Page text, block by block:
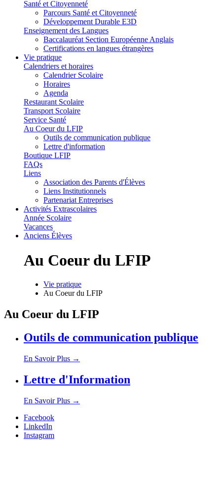
Santé et Citoyenneté
Parcours Santé et Citoyenneté
Développement Durable E3D
Enseignement des Langues
Baccalauréat Section Européenne Anglais
Certifications en langues étrangères
Vie pratique
Calendriers et horaires
Calendrier Scolaire
Horaires
Agenda
Restaurant Scolaire
Transport Scolaire
Service Santé
Au Coeur du LFIP
Outils de communication publique
Lettre d'information
Boutique LFIP
FAQs
Liens
Association des Parents d'Élèves
Liens Institutionnels
Partenariat Entreprises
Activités Extrascolaires
Année Scolaire
Vacances
Anciens Élèves
Au Coeur du LFIP
Fil
d'Ariane
Vie pratique
Au Coeur du LFIP
Au Coeur du LFIP
Outils de communication publique
En Savoir Plus →
Lettre d'Information
En Savoir Plus →
Facebook
LinkedIn
Instagram